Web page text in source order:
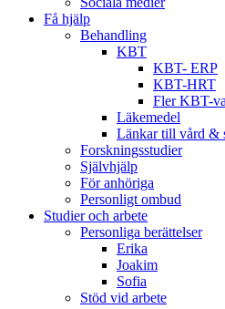
Få hjälp
Behandling
KBT
KBT- ERP
KBT-HRT
Fler KBT-
Läkemedel
Länkar till vård &
Forskningsstudier
Självhjälp
För anhöriga
Personligt ombud
Studier och arbete
Personliga berättelser
Erika
Joakim
Sofia
Stöd vid arbete